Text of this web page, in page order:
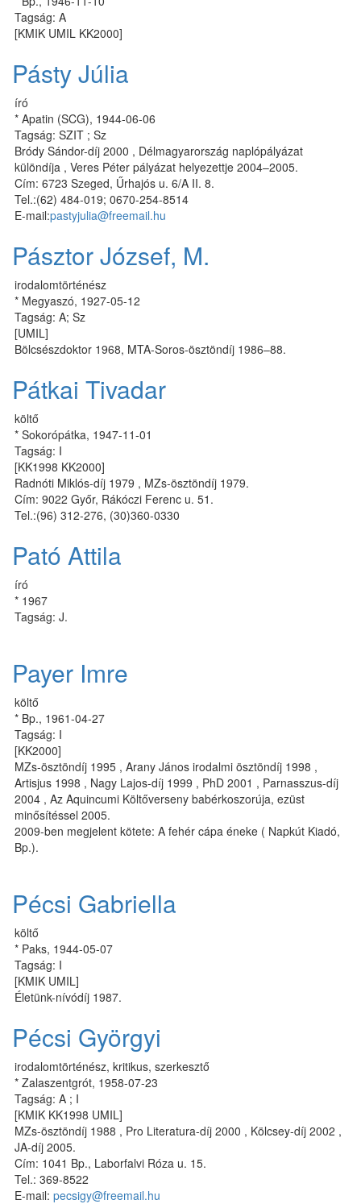
Tagság: A
[KMIK UMIL KK2000]
Pásty Júlia
író
* Apatin (SCG), 1944-06-06
Tagság: SZIT ; Sz
Bródy Sándor-díj 2000 , Délmagyarország naplópályázat
különdíja , Veres Péter pályázat helyezettje 2004–2005.
Cím: 6723 Szeged, Űrhajós u. 6/A II. 8.
Tel.:(62) 484-019; 0670-254-8514
E-mail:pastyjulia@freemail.hu
Pásztor József, M.
irodalomtörténész
* Megyaszó, 1927-05-12
Tagság: A; Sz
[UMIL]
Bölcsészdoktor 1968, MTA-Soros-ösztöndíj 1986–88.
Pátkai Tivadar
költő
* Sokorópátka, 1947-11-01
Tagság: I
[KK1998 KK2000]
Radnóti Miklós-díj 1979 , MZs-ösztöndíj 1979.
Cím: 9022 Győr, Rákóczi Ferenc u. 51.
Tel.:(96) 312-276, (30)360-0330
Pató Attila
író
* 1967
Tagság: J.
Payer Imre
költő
* Bp., 1961-04-27
Tagság: I
[KK2000]
MZs-ösztöndíj 1995 , Arany János irodalmi ösztöndíj 1998 ,
Artisjus 1998 , Nagy Lajos-díj 1999 , PhD 2001 , Parnasszus-díj
2004 , Az Aquincumi Költőverseny babérkoszorúja, ezüst
minősítéssel 2005.
2009-ben megjelent kötete: A fehér cápa éneke ( Napkút Kiadó,
Bp.).
Pécsi Gabriella
költő
* Paks, 1944-05-07
Tagság: I
[KMIK UMIL]
Életünk-nívódíj 1987.
Pécsi Györgyi
irodalomtörténész, kritikus, szerkesztő
* Zalaszentgrót, 1958-07-23
Tagság: A ; I
[KMIK KK1998 UMIL]
MZs-ösztöndíj 1988 , Pro Literatura-díj 2000 , Kölcsey-díj 2002 ,
JA-díj 2005.
Cím: 1041 Bp., Laborfalvi Róza u. 15.
Tel.: 369-8522
E-mail: pecsigy@freemail.hu